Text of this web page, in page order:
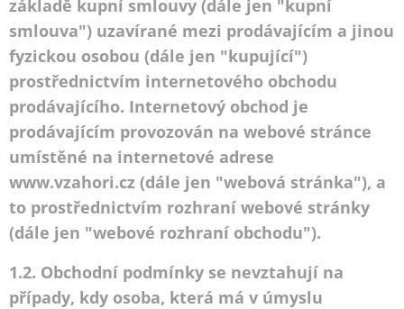
základě kupní smlouvy (dále jen "kupní
smlouva") uzavírané mezi prodávajícím a jinou
fyzickou osobou (dále jen "kupující")
prostřednictvím internetového obchodu
prodávajícího. Internetový obchod je
prodávajícím provozován na webové stránce
umístěné na internetové adrese
www.vzahori.cz (dále jen "webová stránka"), a
to prostřednictvím rozhraní webové stránky
(dále jen "webové rozhraní obchodu").
1.2. Obchodní podmínky se nevztahují na
případy, kdy osoba, která má v úmyslu